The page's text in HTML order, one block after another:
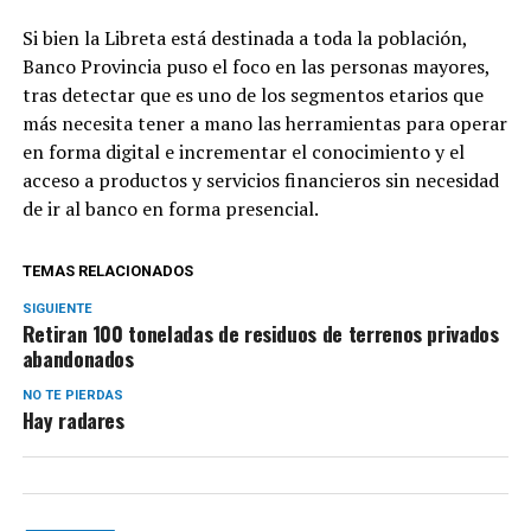
Si bien la Libreta está destinada a toda la población,
Banco Provincia puso el foco en las personas mayores,
tras detectar que es uno de los segmentos etarios que
más necesita tener a mano las herramientas para operar
en forma digital e incrementar el conocimiento y el
acceso a productos y servicios financieros sin necesidad
de ir al banco en forma presencial.
TEMAS RELACIONADOS
SIGUIENTE
Retiran 100 toneladas de residuos de terrenos privados
abandonados
NO TE PIERDAS
Hay radares